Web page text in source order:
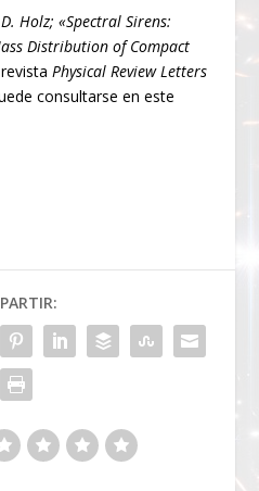
Holz; «Spectral Sirens:
Distribution of Compact
Physical Review Letters
consultarse en este